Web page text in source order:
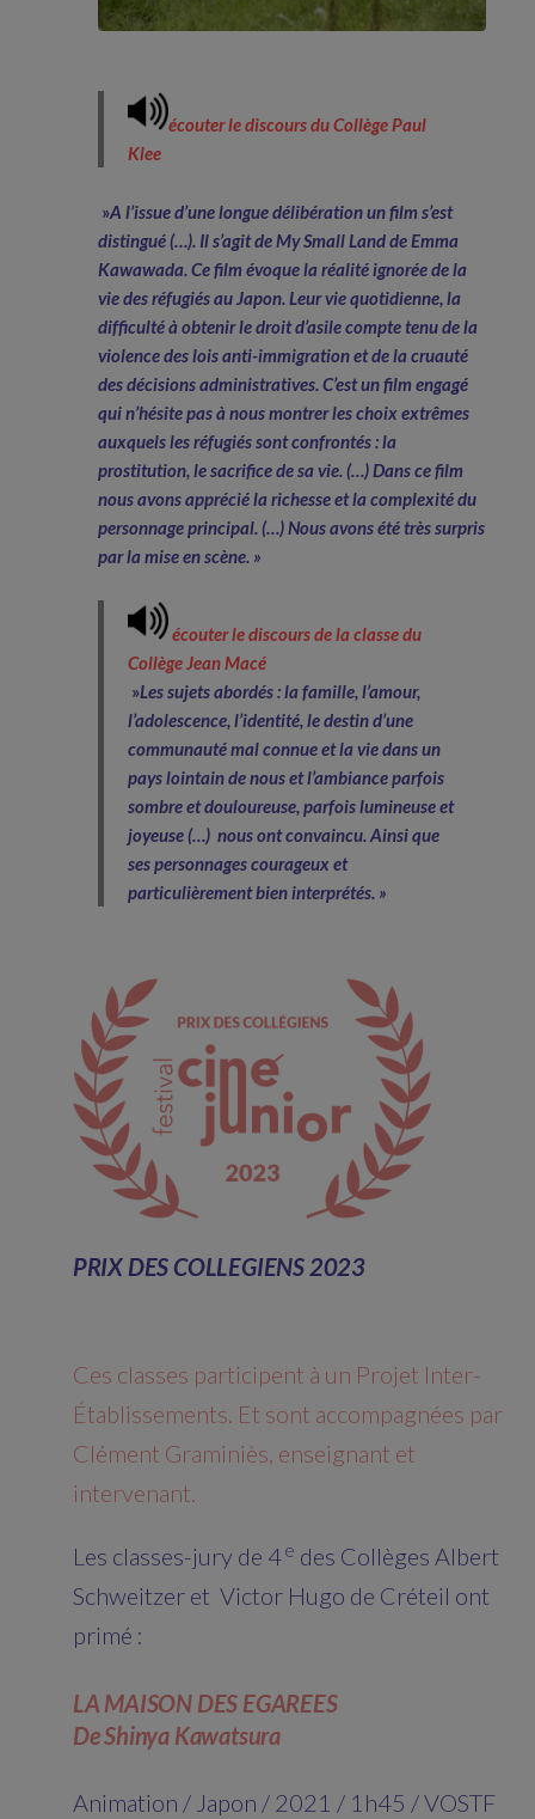
écouter le discoursdu Collège Paul
Klee
»A l’issue d’une longue délibération un film s’est
distingué (…). Il s’agit de My Small Land de Emma
Kawawada. Ce film évoque la réalité ignorée de la
vie des réfugiés au Japon. Leur vie quotidienne, la
difficulté à obtenir le droit d’asile compte tenu de la
violence des lois anti-immigration et de la cruauté
des décisions administratives. C’est un film engagé
qui n’hésite pas à nous montrer les choix extrêmes
auxquels les réfugiés sont confrontés : la
prostitution, le sacrifice de sa vie. (…) Dans ce film
nous avons apprécié la richesse et la complexité du
personnage principal. (…) Nous avons été très surpris
par la mise en scène. »
écouter le discours de la classe du
Collège Jean Macé
»Les sujets abordés : la famille, l’amour,
l’adolescence, l’identité, le destin d’une
communauté mal connue et la vie dans un
pays lointain de nous et l’ambiance parfois
sombre et douloureuse, parfois lumineuse et
joyeuse (…) nous ont convaincu. Ainsi que
ses personnages courageux et
particulièrement bien interprétés. »
PRIX DES COLLEGIENS 2023
Ces classes participent à un Projet Inter-
Établissements. Et sont accompagnées par
Clément Graminiès, enseignant et
intervenant.
Les classes-jury de 4e des Collèges Albert
Schweitzer et Victor Hugo de Créteil ont
primé :
LA MAISON DES EGAREES
De Shinya Kawatsura
Animation / Japon / 2021 / 1h45 / VOSTF